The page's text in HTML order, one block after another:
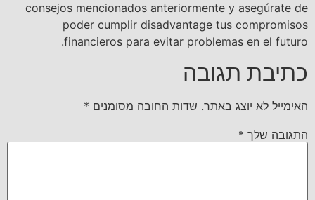
consejos mencionados anteriormente y asegúrate de
poder cumplir disadvantage tus compromisos
financieros para evitar problemas en el futuro.
כתיבת תגובה
האימייל לא יוצג באתר. שדות החובה מסומנים *
התגובה שלך *